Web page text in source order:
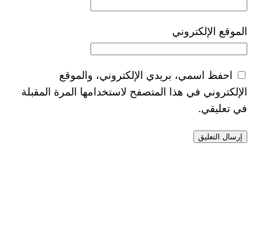
الموقع الإلكتروني
احفظ اسمي، بريدي الإلكتروني، والموقع
الإلكتروني في هذا المتصفح لاستخدامها المرة المقبلة
في تعليقي.